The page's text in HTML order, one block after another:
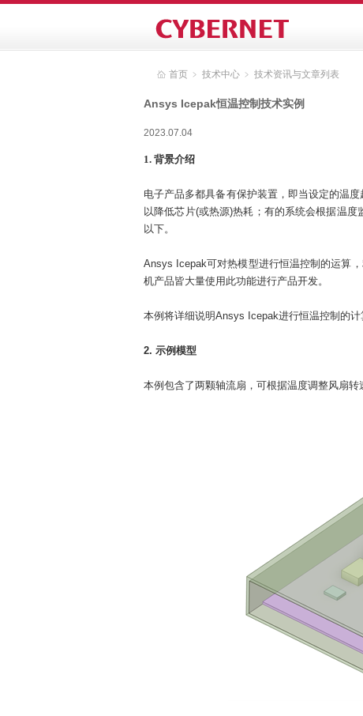
首页 ﹥ 技术中心 ﹥ 技术资讯与文章列表
Ansys Icepak恒温控制技术实例
2023.07.04
1. 背景介绍
电子产品多都具备有保护装置，即当设定的温
以降低芯片(或热源)热耗；有的系统会根据温
以下。
Ansys Icepak可对热模型进行恒温控制的运算
机产品皆大量使用此功能进行产品开发。
本例将详细说明Ansys Icepak进行恒温控制的计
2. 示例模型
本例包含了两颗轴流扇，可根据温度调整风扇转